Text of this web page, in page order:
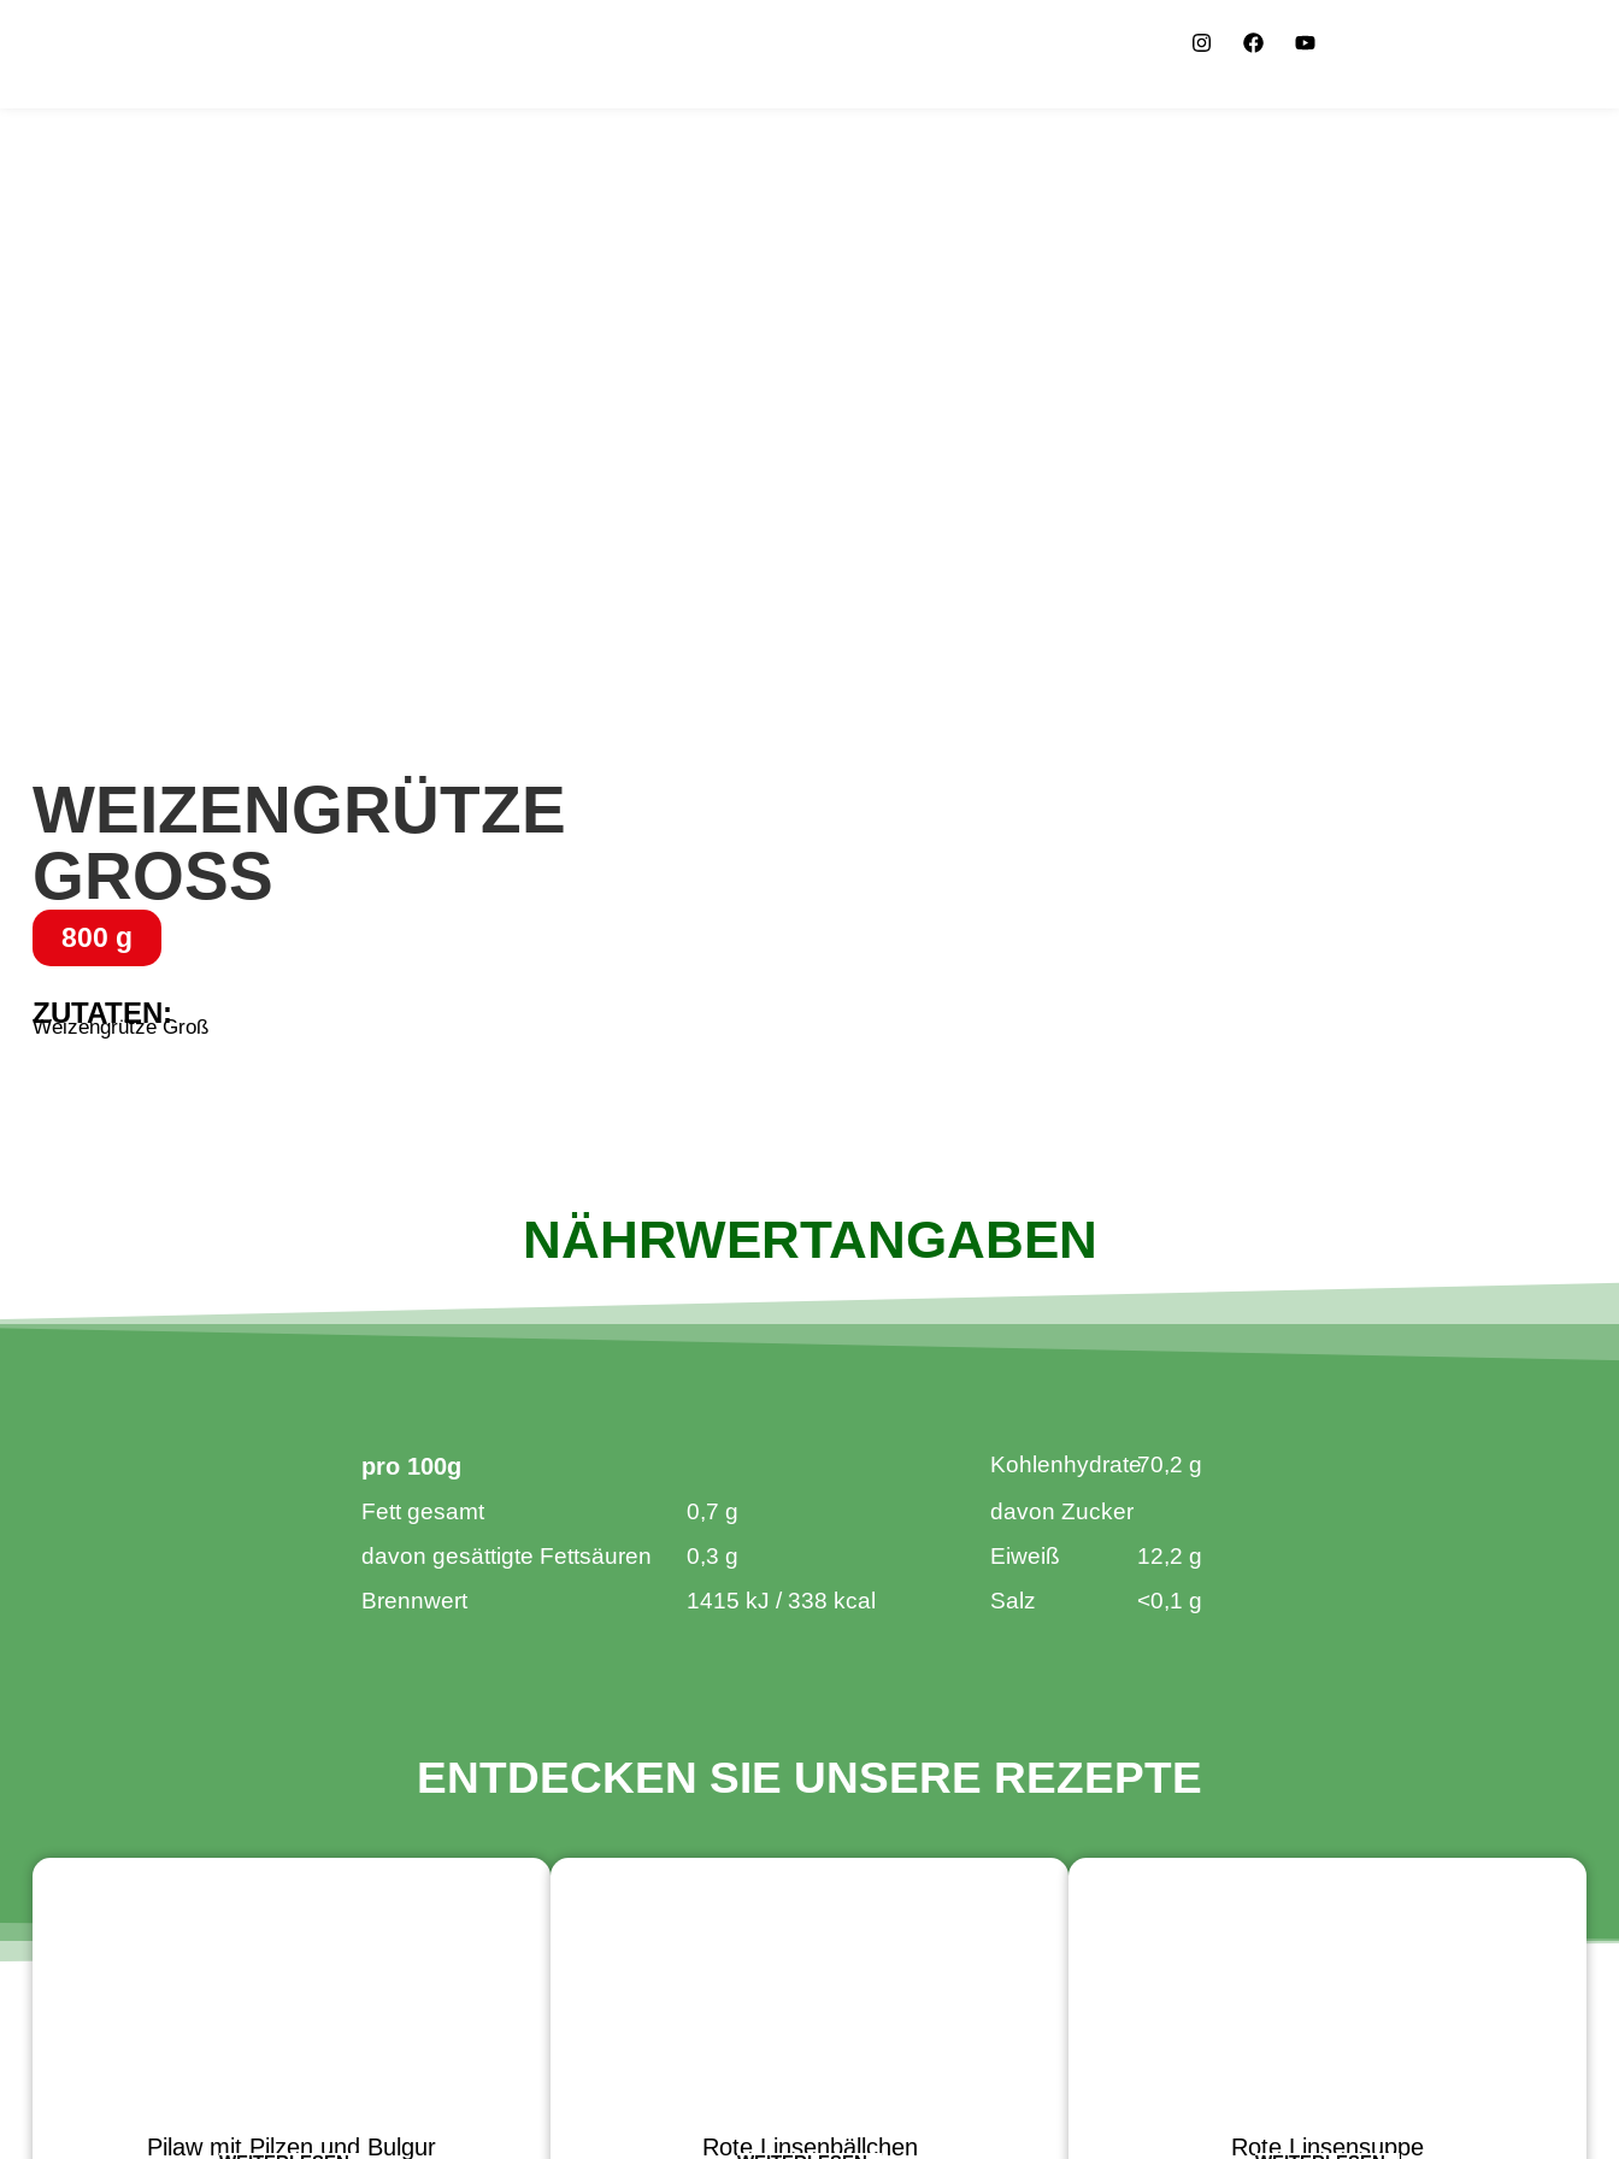
WEIZENGRÜTZE
GROSS
800 g
ZUTATEN:
Weizengrütze Groß
NÄHRWERTANGABEN
pro 100g​ Kohlenhydrate70,2 g
Fett gesamt
0,7 g
davon Zucker
davon gesättigte Fettsäuren
0,3 g Eiweiß
12,2 g
Brennwert​
1415 kJ / 338 kcal Salz <0,1 g
ENTDECKEN SIE UNSERE REZEPTE
Pilaw mit Pilzen und Bulgur Rote Linsenbällchen Rote Linsensuppe